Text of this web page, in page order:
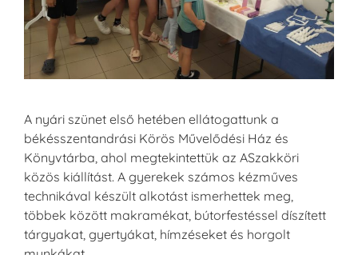
A nyári szünet első hetében ellátogattunk a
békésszentandrási Körös Művelődési Ház és
Könyvtárba, ahol megtekintettük az ASzakköri
közös kiállítást. A gyerekek számos kézműves
technikával készült alkotást ismerhettek meg,
többek között makramékat, bútorfestéssel díszített
tárgyakat, gyertyákat, hímzéseket és horgolt